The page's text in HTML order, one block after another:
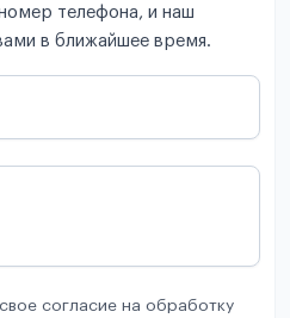
телефона, и наш
в ближайшее время.
согласие на обработку